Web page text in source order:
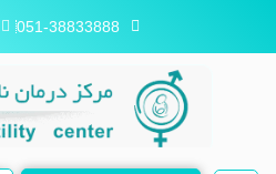
051-38833888